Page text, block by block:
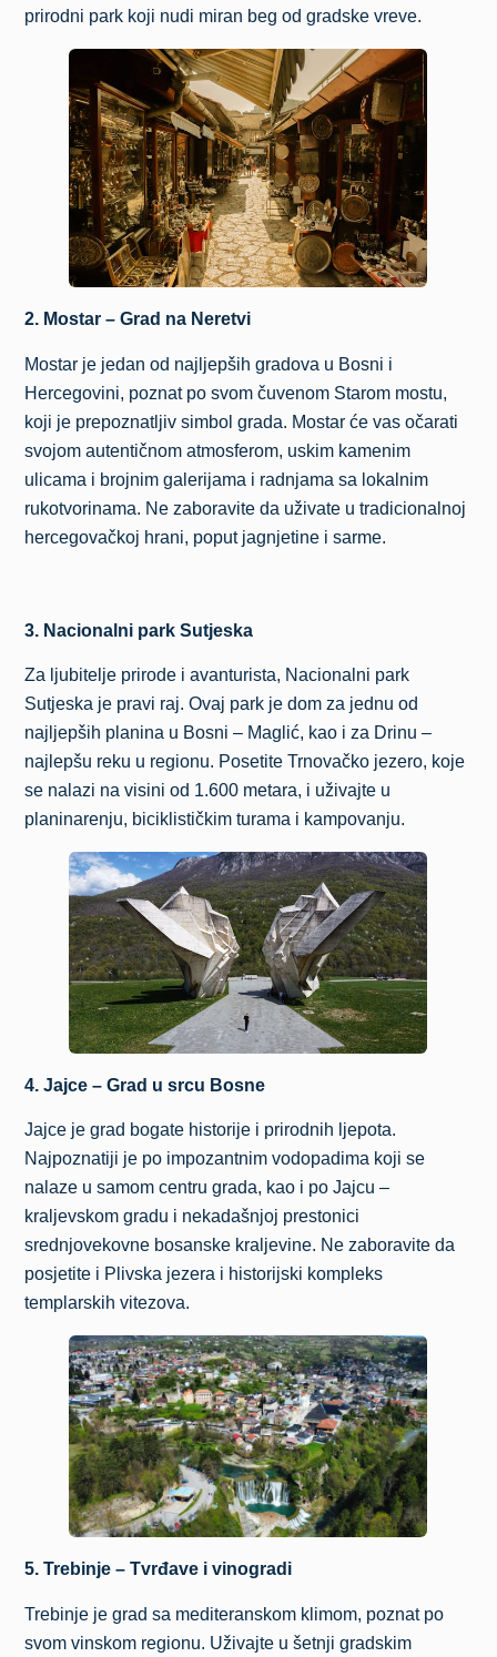
prirodni park koji nudi miran beg od gradske vreve.
2. Mostar – Grad na Neretvi
Mostar je jedan od najljepših gradova u Bosni i
Hercegovini, poznat po svom čuvenom Starom mostu,
koji je prepoznatljiv simbol grada. Mostar će vas očarati
svojom autentičnom atmosferom, uskim kamenim
ulicama i brojnim galerijama i radnjama sa lokalnim
rukotvorinama. Ne zaboravite da uživate u tradicionalnoj
hercegovačkoj hrani, poput jagnjetine i sarme.
3. Nacionalni park Sutjeska
Za ljubitelje prirode i avanturista, Nacionalni park
Sutjeska je pravi raj. Ovaj park je dom za jednu od
najljepših planina u Bosni – Maglić, kao i za Drinu –
najlepšu reku u regionu. Posetite Trnovačko jezero, koje
se nalazi na visini od 1.600 metara, i uživajte u
planinarenju, biciklističkim turama i kampovanju.
4. Jajce – Grad u srcu Bosne
Jajce je grad bogate historije i prirodnih ljepota.
Najpoznatiji je po impozantnim vodopadima koji se
nalaze u samom centru grada, kao i po Jajcu –
kraljevskom gradu i nekadašnjoj prestonici
srednjovekovne bosanske kraljevine. Ne zaboravite da
posjetite i Plivska jezera i historijski kompleks
templarskih vitezova.
5. Trebinje – Tvrđave i vinogradi
Trebinje je grad sa mediteranskom klimom, poznat po
svom vinskom regionu. Uživajte u šetnji gradskim